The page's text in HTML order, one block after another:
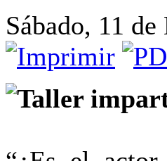
Sábado, 11
Taller